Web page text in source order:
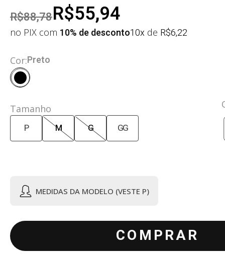
R$88,78R$55,94
no PIX com 10% de desconto10x de R$6,22
Cor:Preto
Tamanho
P M G GG
MEDIDAS DA MODELO (VESTE P)
COMPRAR